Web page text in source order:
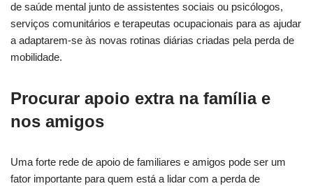
de saúde mental junto de assistentes sociais ou psicólogos,
serviços comunitários e terapeutas ocupacionais para as ajudar
a adaptarem-se às novas rotinas diárias criadas pela perda de
mobilidade.
Procurar apoio extra na família e
nos amigos
Uma forte rede de apoio de familiares e amigos pode ser um
fator importante para quem está a lidar com a perda de